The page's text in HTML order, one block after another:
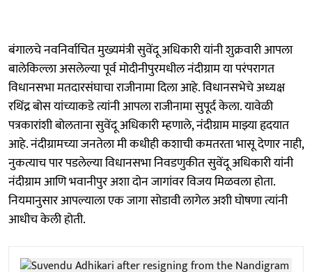
बंगालचे नवनिर्वाचित मुख्यमंत्री सुवेंदू अधिकारी यांनी शुक्रवारी आपला
बालेकिल्ला असलेल्या पूर्व मोदीनीपुरमधील नंदीग्राम या परंपरागत
विधानसभा मतदारसंघाचा राजीनामा दिला आहे. विधानसभेचे अध्यक्ष
रथिंद्र बोस यांच्याकडे त्यांनी आपला राजीनामा सुपूर्द केला. यावेळी
पत्रकारांशी बोलताना सुवेंदू अधिकारी म्हणाले, नंदीग्राम माझ्या हृदयात
आहे. नंदीग्रामच्या जनतेला मी कधीही कशाची कमतरता भासू देणार नाही,
नुकत्याच पार पडलेल्या विधानसभा निवडणुकीत सुवेंदू अधिकारी यांनी
नंदीग्राम आणि भवानीपुर अशा दोन जागांवर विजय मिळवला होता.
नियमानुसार आपल्याला एक जागा सोडावी लागेल अशी घोषणा त्यांनी
आधीच केली होती.